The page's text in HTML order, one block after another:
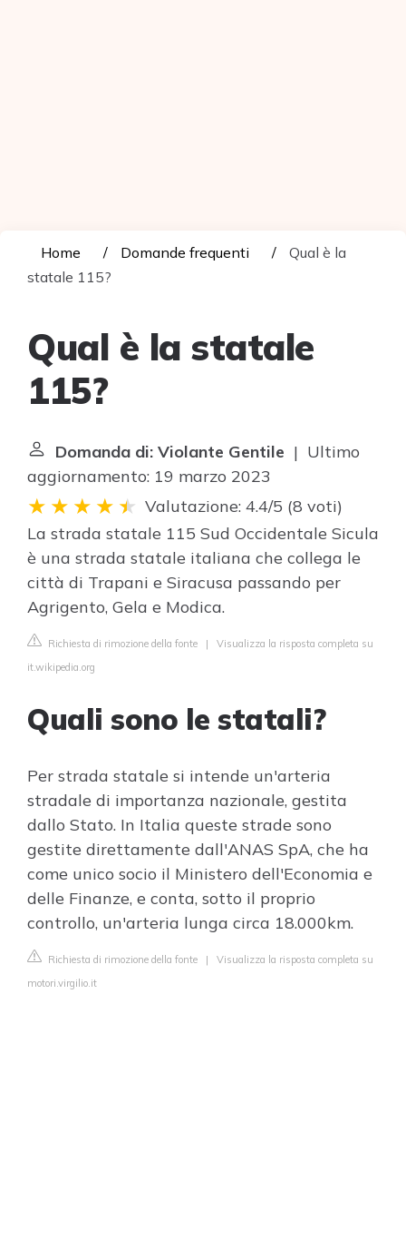
Home Domande frequenti
Qual è la
statale 115?
Qual è la statale
115?
Domanda di: Violante Gentile | Ultimo
aggiornamento: 19 marzo 2023
Valutazione: 4.4/5 (8 voti)
La strada statale 115 Sud Occidentale Sicula
è una strada statale italiana che collega le
città di Trapani e Siracusa passando per
Agrigento, Gela e Modica.
Richiesta di rimozione della fonte | Visualizza la risposta completa su
it.wikipedia.org
Quali sono le statali?
Per strada statale si intende un'arteria
stradale di importanza nazionale, gestita
dallo Stato. In Italia queste strade sono
gestite direttamente dall'ANAS SpA, che ha
come unico socio il Ministero dell'Economia e
delle Finanze, e conta, sotto il proprio
controllo, un'arteria lunga circa 18.000km.
Richiesta di rimozione della fonte | Visualizza la risposta completa su
motori.virgilio.it